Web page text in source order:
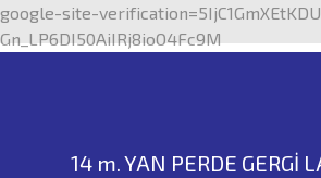
google-site-
Gn_LP6DI50AiIRj8ioO4Fc9M
14 m. YAN PERDE GERGİ